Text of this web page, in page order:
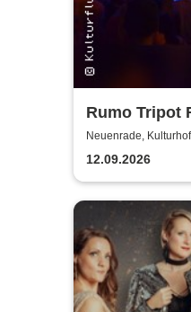
Rumo Tripot
Dein Festival
Neuenrade,
12.09.2026